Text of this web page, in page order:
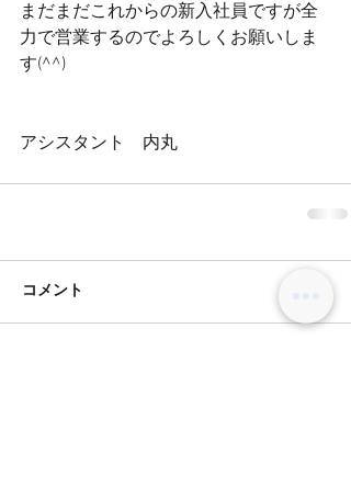
まだまだこれからの新入社員ですが全
力で営業するのでよろしくお願いしま
す(^^)
アシスタント　内丸
コメント